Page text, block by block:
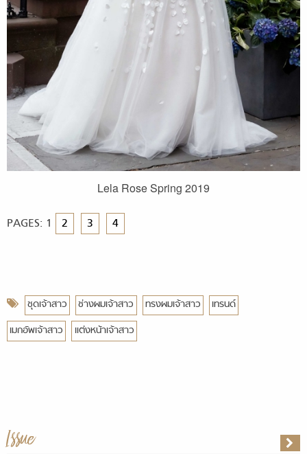
Lela Rose Spring 2019
PAGES: 1 2 3 4
ชุดเจ้าสาว ช่างผมเจ้าสาว ทรงผมเจ้าสาว
เทรนด์
เมกอัพเจ้าสาว
แต่งหน้าเจ้าสาว
Issue